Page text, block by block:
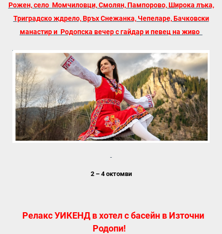
Рожен, село Момчиловци, Смолян, Пампорово, Широка лъка,
Триградско ждрело, Връх Снежанка, Чепеларе, Бачковски
манастир и Родопска вечер с гайдар и певец на живо
2 – 4 октомви
Релакс УИКЕНД в хотел с басейн в Източни
Родопи!